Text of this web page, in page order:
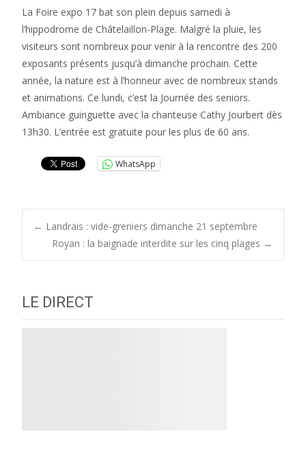
La Foire expo 17 bat son plein depuis samedi à
l’hippodrome de Châtelaillon-Plage. Malgré la pluie, les
visiteurs sont nombreux pour venir à la rencontre des 200
exposants présents jusqu’à dimanche prochain. Cette
année, la nature est à l’honneur avec de nombreux stands
et animations. Ce lundi, c’est la Journée des seniors.
Ambiance guinguette avec la chanteuse Cathy Jourbert dès
13h30. L’entrée est gratuite pour les plus de 60 ans.
WhatsApp
Post
← Landrais : vide-greniers dimanche 21 septembre
Royan : la baignade interdite sur les cinq plages →
LE DIRECT